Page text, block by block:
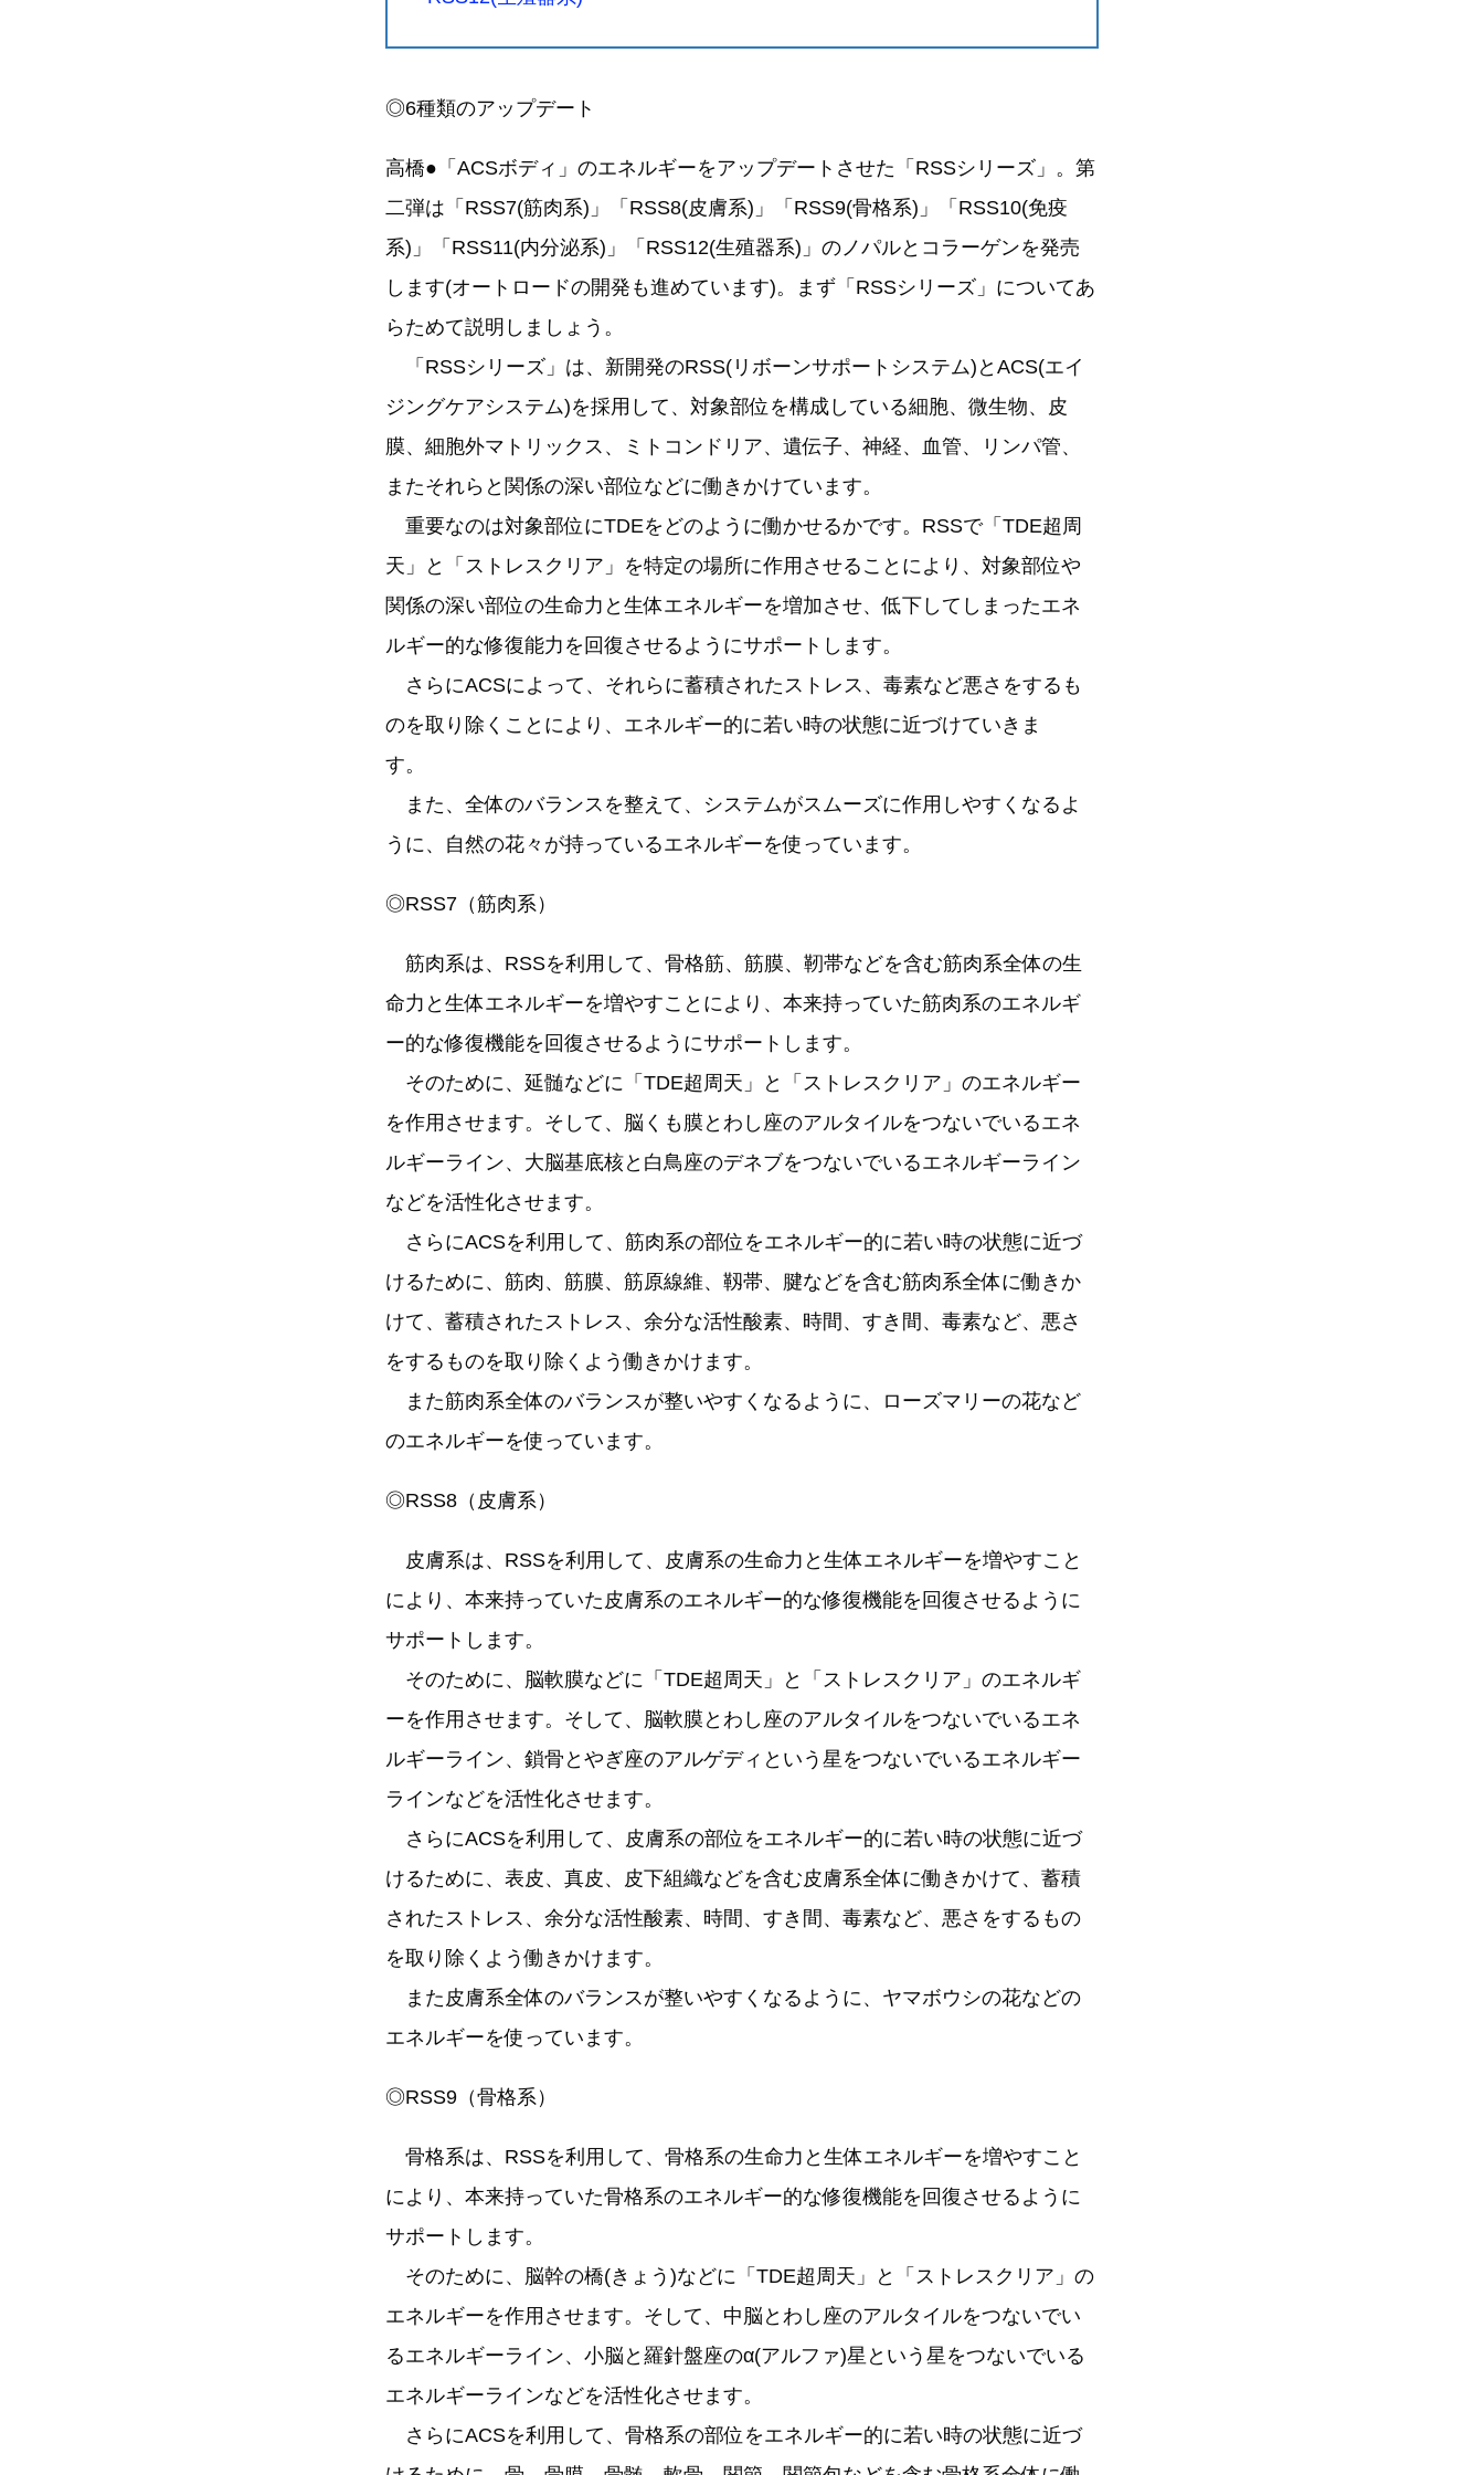
◎6種類のアップデート
高橋●「ACSボディ」のエネルギーをアップデートさせた「RSSシリーズ」。第
二弾は「RSS7(筋肉系)」「RSS8(皮膚系)」「RSS9(骨格系)」「RSS10(免疫
系)」「RSS11(内分泌系)」「RSS12(生殖器系)」のノパルとコラーゲンを発売
します(オートロードの開発も進めています)。まず「RSSシリーズ」についてあ
らためて説明しましょう。
「RSSシリーズ」は、新開発のRSS(リボーンサポートシステム)とACS(エイ
ジングケアシステム)を採用して、対象部位を構成している細胞、微生物、皮
膜、細胞外マトリックス、ミトコンドリア、遺伝子、神経、血管、リンパ管、
またそれらと関係の深い部位などに働きかけています。
重要なのは対象部位にTDEをどのように働かせるかです。RSSで「TDE超周
天」と「ストレスクリア」を特定の場所に作用させることにより、対象部位や
関係の深い部位の生命力と生体エネルギーを増加させ、低下してしまったエネ
ルギー的な修復能力を回復させるようにサポートします。
さらにACSによって、それらに蓄積されたストレス、毒素など悪さをするも
のを取り除くことにより、エネルギー的に若い時の状態に近づけていきま
す。
また、全体のバランスを整えて、システムがスムーズに作用しやすくなるよ
うに、自然の花々が持っているエネルギーを使っています。
◎RSS7（筋肉系）
筋肉系は、RSSを利用して、骨格筋、筋膜、靭帯などを含む筋肉系全体の生
命力と生体エネルギーを増やすことにより、本来持っていた筋肉系のエネルギ
ー的な修復機能を回復させるようにサポートします。
そのために、延髄などに「TDE超周天」と「ストレスクリア」のエネルギー
を作用させます。そして、脳くも膜とわし座のアルタイルをつないでいるエネ
ルギーライン、大脳基底核と白鳥座のデネブをつないでいるエネルギーライン
などを活性化させます。
さらにACSを利用して、筋肉系の部位をエネルギー的に若い時の状態に近づ
けるために、筋肉、筋膜、筋原線維、靱帯、腱などを含む筋肉系全体に働きか
けて、蓄積されたストレス、余分な活性酸素、時間、すき間、毒素など、悪さ
をするものを取り除くよう働きかけます。
また筋肉系全体のバランスが整いやすくなるように、ローズマリーの花など
のエネルギーを使っています。
◎RSS8（皮膚系）
皮膚系は、RSSを利用して、皮膚系の生命力と生体エネルギーを増やすこと
により、本来持っていた皮膚系のエネルギー的な修復機能を回復させるように
サポートします。
そのために、脳軟膜などに「TDE超周天」と「ストレスクリア」のエネルギ
ーを作用させます。そして、脳軟膜とわし座のアルタイルをつないでいるエネ
ルギーライン、鎖骨とやぎ座のアルゲディという星をつないでいるエネルギー
ラインなどを活性化させます。
さらにACSを利用して、皮膚系の部位をエネルギー的に若い時の状態に近づ
けるために、表皮、真皮、皮下組織などを含む皮膚系全体に働きかけて、蓄積
されたストレス、余分な活性酸素、時間、すき間、毒素など、悪さをするもの
を取り除くよう働きかけます。
また皮膚系全体のバランスが整いやすくなるように、ヤマボウシの花などの
エネルギーを使っています。
◎RSS9（骨格系）
骨格系は、RSSを利用して、骨格系の生命力と生体エネルギーを増やすこと
により、本来持っていた骨格系のエネルギー的な修復機能を回復させるように
サポートします。
そのために、脳幹の橋(きょう)などに「TDE超周天」と「ストレスクリア」の
エネルギーを作用させます。そして、中脳とわし座のアルタイルをつないでい
るエネルギーライン、小脳と羅針盤座のα(アルファ)星という星をつないでいる
エネルギーラインなどを活性化させます。
さらにACSを利用して、骨格系の部位をエネルギー的に若い時の状態に近づ